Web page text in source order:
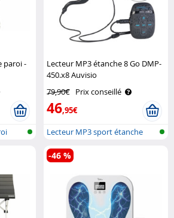
paroi -
Lecteur MP3 étanche 8 Go DMP-
450.x8 Auvisio
79,90€ Prix conseillé
46,95€
Lecteur MP3 sport étanche
-46 %